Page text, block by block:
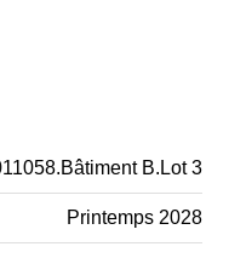
B.Lot 3
Printemps 2028